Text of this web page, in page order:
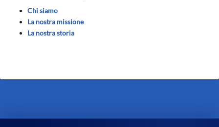
Chi siamo
La nostra missione
La nostra storia